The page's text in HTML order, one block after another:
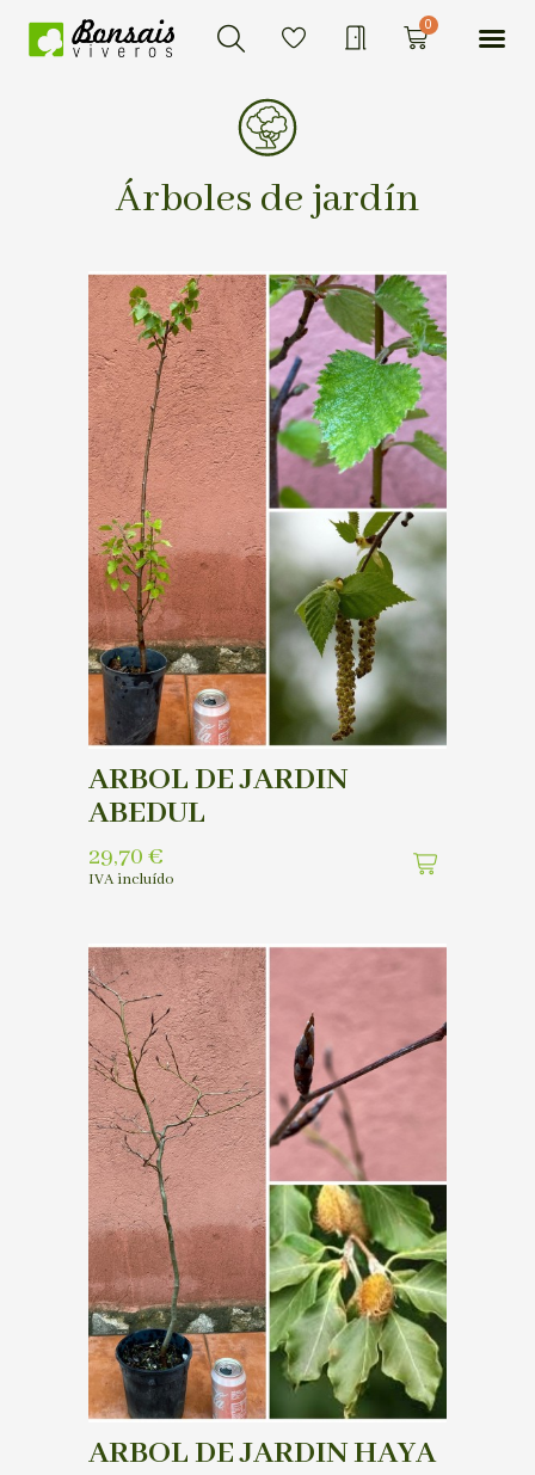
Buscar 0Carrito
Árboles de jardín
ARBOL DE JARDIN
ABEDUL
29,70 €
IVA incluído
ARBOL DE JARDIN HAYA